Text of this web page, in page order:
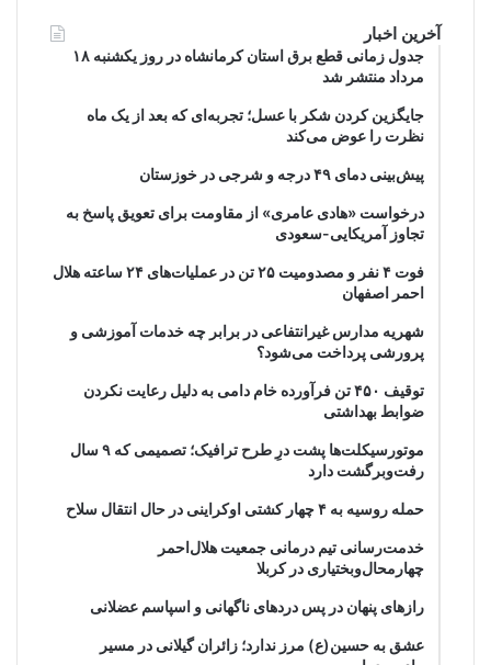
آخرین اخبار
جدول زمانی قطع برق استان کرمانشاه در روز یکشنبه ۱۸
مرداد منتشر شد
جایگزین کردن شکر با عسل؛ تجربه‌ای که بعد از یک ماه
نظرت را عوض می‌کند
پیش‌بینی دمای ۴۹ درجه و شرجی در خوزستان
درخواست «هادی عامری» از مقاومت برای تعویق پاسخ به
تجاوز آمریکایی-سعودی
فوت ۴ نفر و مصدومیت ۲۵ تن در عملیات‌های ۲۴ ساعته هلال
احمر اصفهان
شهریه مدارس غیرانتفاعی در برابر چه خدمات آموزشی و
پرورشی پرداخت می‌شود؟
توقیف ۴۵۰ تن فرآورده خام دامی به دلیل رعایت نکردن
ضوابط بهداشتی
موتورسیکلت‌ها پشت درِ طرح ترافیک؛ تصمیمی که ۹ سال
رفت‌وبرگشت دارد
حمله روسیه به ۴ چهار کشتی اوکراینی در حال انتقال سلاح
خدمت‌رسانی تیم درمانی جمعیت هلال‌احمر
چهارمحال‌وبختیاری در کربلا
رازهای پنهان در پس دردهای ناگهانی و اسپاسم عضلانی
عشق به حسین(ع) مرز ندارد؛ زائران گیلانی در مسیر